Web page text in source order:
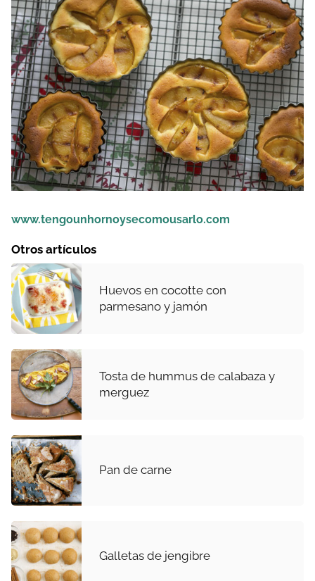
www.tengounhornoysecomousarlo.com
Otros artículos
Huevos en cocotte con
parmesano y jamón
Tosta de hummus de calabaza y
merguez
Pan de carne
Galletas de jengibre